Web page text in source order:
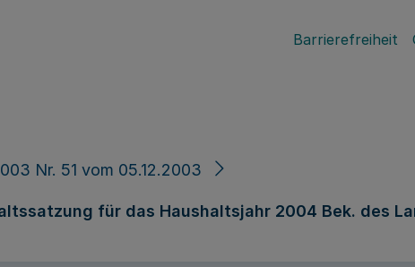
Barrierefreiheit
Nr. 51 vom 05.12.2003
für das Haushaltsjahr 2004 Bek. des